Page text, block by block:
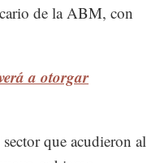
de la ABM, con
a otorgar
que acudieron al